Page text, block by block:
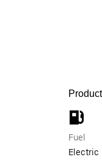
Fuel
Electric